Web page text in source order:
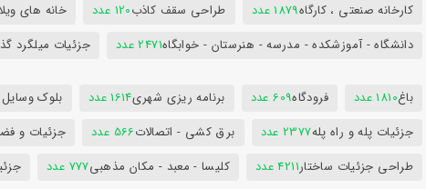
کارخانه صنعتی ، کارگاه1879 عدد طراحی سقف کاذب120 عدد خانه های
دانشگاه - آموزشکده - مدرسه - هنرستان - خوابگاه2471 عدد جزئیات میلگرد
باغ1810 عدد فرودگاه609 عدد برنامه ریزی شهری1614 عدد بلوک وسایل
جزئیات پله و راه پله2377 عدد برق کشی - اتصالات566 عدد جزئیات و
طراحی جزئیات ساختار4211 عدد کلیسا - معبد - مکان مذهبی777 عدد